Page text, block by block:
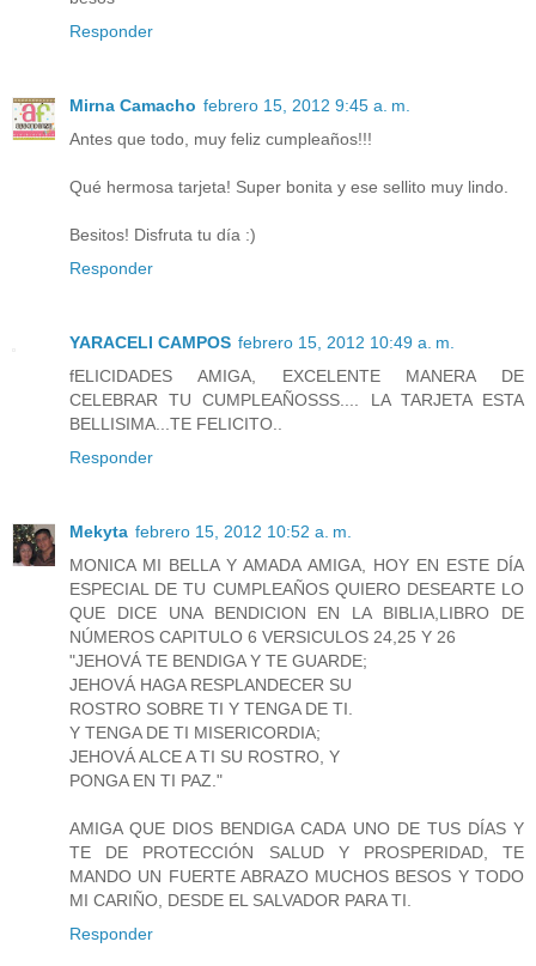
Responder
Mirna Camacho febrero 15, 2012 9:45 a. m.
Antes que todo, muy feliz cumpleaños!!!
Qué hermosa tarjeta! Super bonita y ese sellito muy lindo.
Besitos! Disfruta tu día :)
Responder
YARACELI CAMPOS febrero 15, 2012 10:49 a. m.
fELICIDADES AMIGA, EXCELENTE MANERA DE
CELEBRAR TU CUMPLEAÑOSSS.... LA TARJETA ESTA
BELLISIMA...TE FELICITO..
Responder
Mekyta febrero 15, 2012 10:52 a. m.
MONICA MI BELLA Y AMADA AMIGA, HOY EN ESTE DÍA
ESPECIAL DE TU CUMPLEAÑOS QUIERO DESEARTE LO
QUE DICE UNA BENDICION EN LA BIBLIA,LIBRO DE
NÚMEROS CAPITULO 6 VERSICULOS 24,25 Y 26
"JEHOVÁ TE BENDIGA Y TE GUARDE;
JEHOVÁ HAGA RESPLANDECER SU
ROSTRO SOBRE TI Y TENGA DE TI.
Y TENGA DE TI MISERICORDIA;
JEHOVÁ ALCE A TI SU ROSTRO, Y
PONGA EN TI PAZ."
AMIGA QUE DIOS BENDIGA CADA UNO DE TUS DÍAS Y
TE DE PROTECCIÓN SALUD Y PROSPERIDAD, TE
MANDO UN FUERTE ABRAZO MUCHOS BESOS Y TODO
MI CARIÑO, DESDE EL SALVADOR PARA TI.
Responder